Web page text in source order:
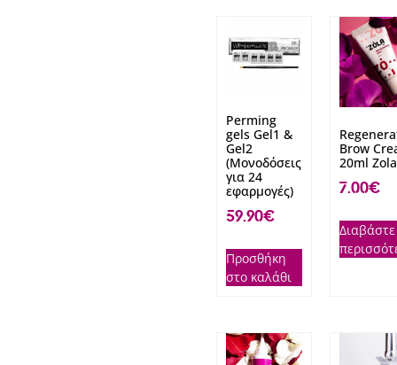
Perming
gels Gel1 &
Gel2
(Μονοδόσεις
για 24
εφαρμογές)
59.90€
Προσθήκη
στο καλάθι
Brow
20ml Zola
7.00€
Διαβάστε